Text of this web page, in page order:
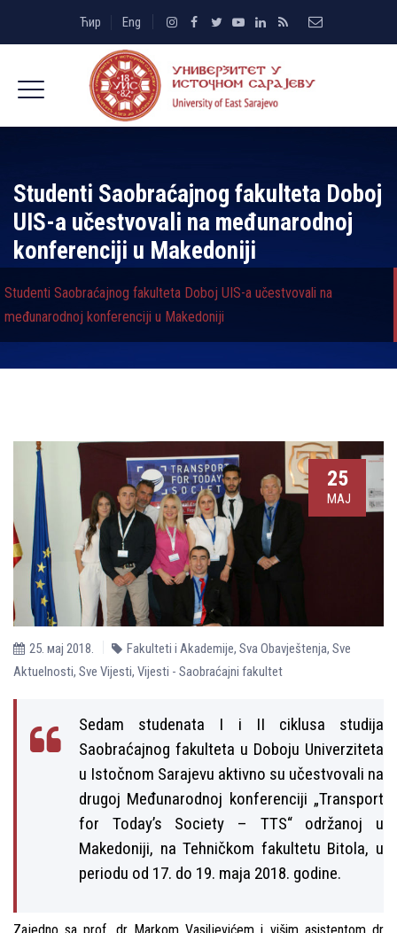
Ћир Eng
Studenti Saobraćajnog fakulteta Doboj
UIS-a učestvovali na međunarodnoj
konferenciji u Makedoniji
Studenti Saobraćajnog fakulteta Doboj UIS-a učestvovali na
međunarodnoj konferenciji u Makedoniji
25
МАЈ
25. мај 2018. Fakulteti i Akademije, Sva Obavještenja, Sve
Aktuelnosti, Sve Vijesti, Vijesti - Saobraćajni fakultet
Sedam studenata I i II ciklusa studija
Saobraćajnog fakulteta u Doboju Univerziteta
u Istočnom Sarajevu aktivno su učestvovali na
drugoj Međunarodnoj konferenciji „Transport
for Today’s Society – TTS“ održanoj u
Makedoniji, na Tehničkom fakultetu Bitola, u
periodu od 17. do 19. maja 2018. godine.